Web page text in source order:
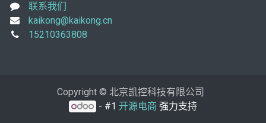
联系我们
kaikong@kaikong.cn
15210363808
Copyright © 北京凯控科技有限公司
- #1开源电商 强力支持